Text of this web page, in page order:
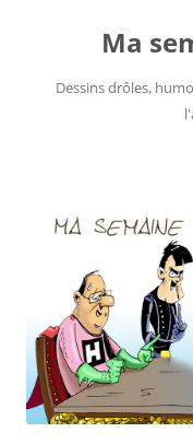
Ma
Dessins drôles,